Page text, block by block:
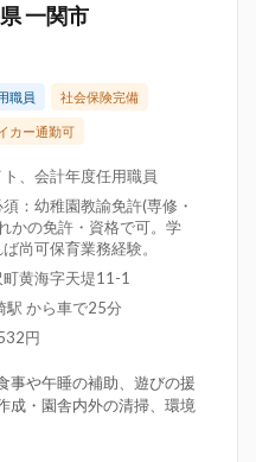
一関市
職員 社会保険完備
カー通勤可
、会計年度任用職員
：幼稚園教諭免許(専修・
かの免許・資格で可。学
尚可保育業務経験。
黄海字天堤11-1
駅 から車で25分
円
や午睡の補助、遊びの援
成・園舎内外の清掃、環境